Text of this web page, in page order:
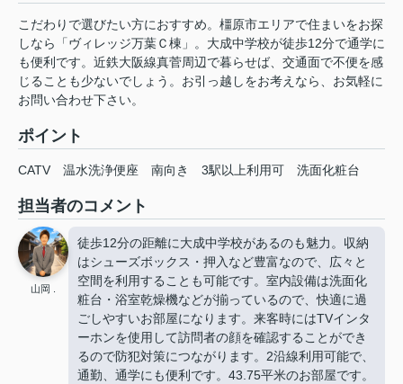
こだわりで選びたい方におすすめ。橿原市エリアで住まいをお探
しなら「ヴィレッジ万葉Ｃ棟」。大成中学校が徒歩12分で通学に
も便利です。近鉄大阪線真菅周辺で暮らせば、交通面で不便を感
じることも少ないでしょう。お引っ越しをお考えなら、お気軽に
お問い合わせ下さい。
ポイント
CATV 温水洗浄便座 南向き 3駅以上利用可 洗面化粧台
担当者のコメント
山岡 .
徒歩12分の距離に大成中学校があるのも魅力。収納
はシューズボックス・押入など豊富なので、広々と
空間を利用することも可能です。室内設備は洗面化
粧台・浴室乾燥機などが揃っているので、快適に過
ごしやすいお部屋になります。来客時にはTVインタ
ーホンを使用して訪問者の顔を確認することができ
るので防犯対策につながります。2沿線利用可能で、
通勤、通学にも便利です。43.75平米のお部屋です。